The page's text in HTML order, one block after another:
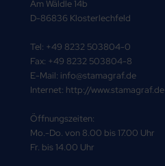
Am Wäldle 14b
D-86836 Klosterlechfeld
Tel: +49 8232 503804-0
Fax: +49 8232 503804-8
E-Mail: info@stamagraf.de
Internet: http://www.stamagraf.de
Öffnungszeiten:
Mo.-Do. von 8.00 bis 17.00 Uhr
Fr. bis 14.00 Uhr